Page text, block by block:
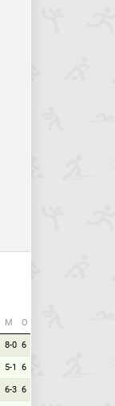
М О
8-0 6
5-1 6
6-3 6